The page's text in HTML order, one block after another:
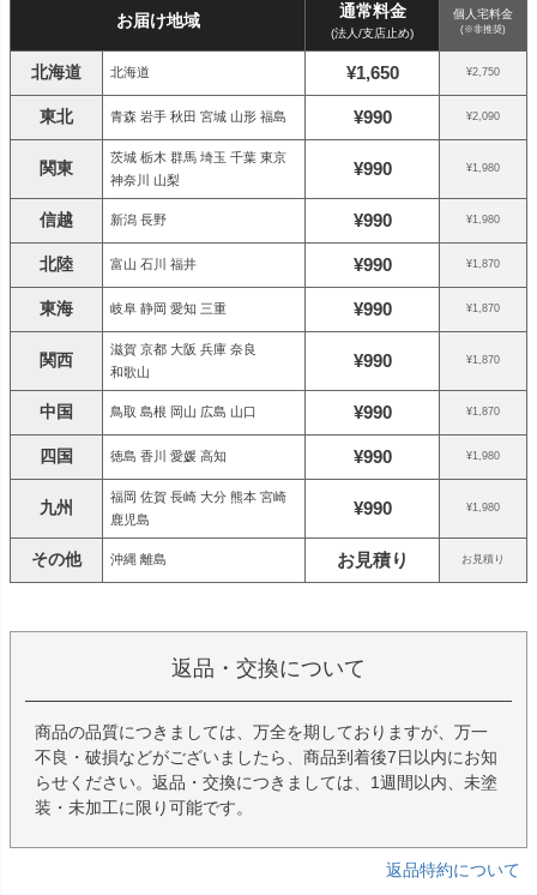
お届け地域 通常料金
(法人/支店止め)
個人宅料金
(※非推奨)
北海道 北海道 ¥1,650 ¥2,750
東北 青森 岩手 秋田 宮城 山形 福島 ¥990 ¥2,090
関東
茨城 栃木 群馬 埼玉 千葉 東京
神奈川 山梨
¥990 ¥1,980
信越 新潟 長野 ¥990 ¥1,980
北陸 富山 石川 福井 ¥990 ¥1,870
東海 岐阜 静岡 愛知 三重 ¥990 ¥1,870
関西
滋賀 京都 大阪 兵庫 奈良
和歌山
¥990 ¥1,870
中国 鳥取 島根 岡山 広島 山口 ¥990 ¥1,870
四国 徳島 香川 愛媛 高知 ¥990 ¥1,980
九州
福岡 佐賀 長崎 大分 熊本 宮崎
鹿児島
¥990 ¥1,980
その他 沖縄 離島 お見積り お見積り
返品・交換について
商品の品質につきましては、万全を期しておりますが、万一
不良・破損などがございましたら、商品到着後7日以内にお知
らせください。返品・交換につきましては、1週間以内、未塗
装・未加工に限り可能です。
返品特約について